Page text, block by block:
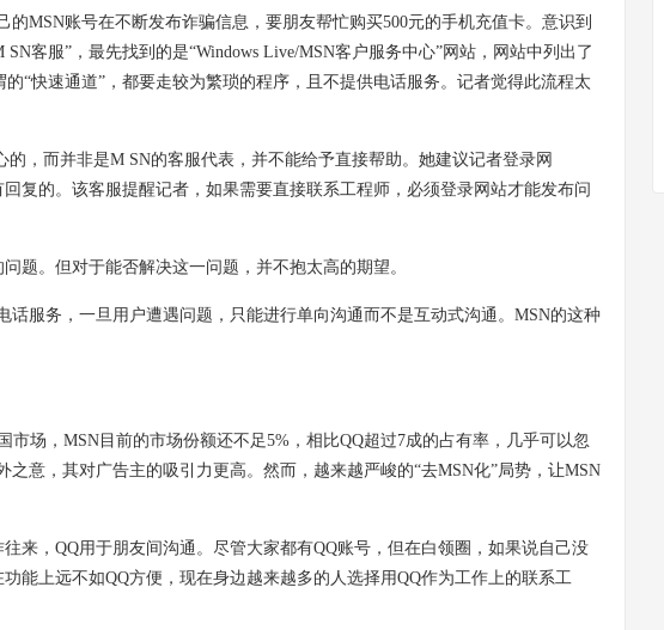
账号在不断发布诈骗信息，要朋友帮忙购买500元的手机充值卡。意识到
客服”，最先找到的是“Windows Live/MSN客户服务中心”网站，网站中列出了
“快速通道”，都要走较为繁琐的程序，且不提供电话服务。记者觉得此流程太
而并非是M SN的客服代表，并不能给予直接帮助。她建议记者登录网
复的。该客服提醒记者，如果需要直接联系工程师，必须登录网站才能发布问
题。但对于能否解决这一问题，并不抱太高的期望。
服务，一旦用户遭遇问题，只能进行单向沟通而不是互动式沟通。MSN的这种
，MSN目前的市场份额还不足5%，相比QQ超过7成的占有率，几乎可以忽
意，其对广告主的吸引力更高。然而，越来越严峻的“去MSN化”局势，让MSN
，QQ用于朋友间沟通。尽管大家都有QQ账号，但在白领圈，如果说自己没
能上远不如QQ方便，现在身边越来越多的人选择用QQ作为工作上的联系工